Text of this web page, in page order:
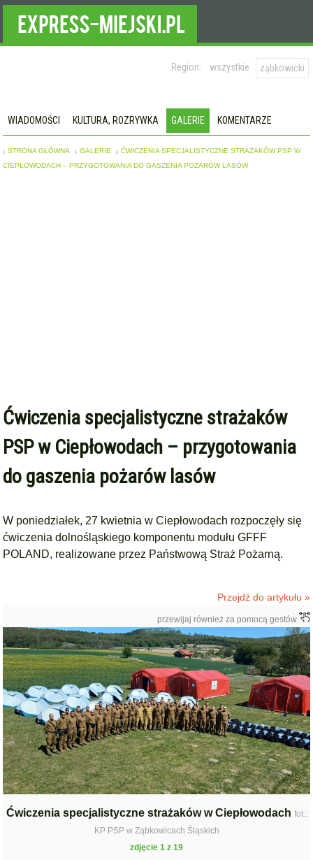
Region: wszystkie ząbkowicki
WIADOMOŚCI KULTURA, ROZRYWKA GALERIE KOMENTARZE
STRONA GŁÓWNA GALERIE
ĆWICZENIA SPECJALISTYCZNE STRAŻAKÓW PSP W
CIEPŁOWODACH – PRZYGOTOWANIA DO GASZENIA POŻARÓW LASÓW
Ćwiczenia specjalistyczne strażaków
PSP w Ciepłowodach – przygotowania
do gaszenia pożarów lasów
W poniedziałek, 27 kwietnia w Ciepłowodach rozpoczęły się
ćwiczenia dolnośląskiego komponentu modułu GFFF
POLAND, realizowane przez Państwową Straż Pożarną.
Przejdź do artykułu »
przewijaj również za pomocą gestów
Ćwiczenia specjalistyczne strażaków w Ciepłowodach fot.:
KP PSP w Ząbkowicach Śląskich
zdjęcie 1 z 19